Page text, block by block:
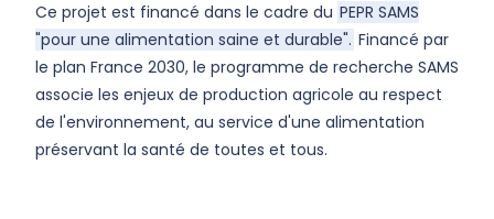
Ce projet est financé dans le cadre du PEPR SAMS
"pour une alimentation saine et durable". Financé par
le plan France 2030, le programme de recherche SAMS
associe les enjeux de production agricole au respect
de l'environnement, au service d'une alimentation
préservant la santé de toutes et tous.